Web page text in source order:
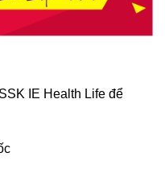
IE Health Life để